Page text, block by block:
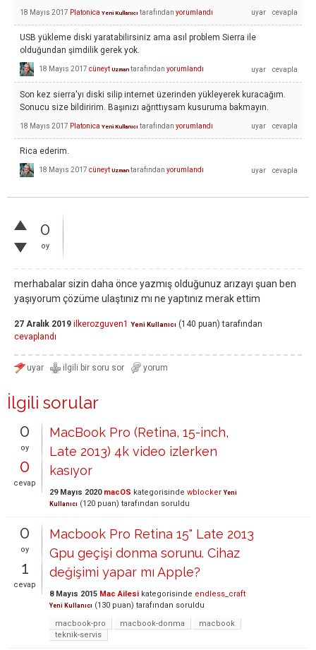
18 Mayıs 2017 Platonica Yeni Kullanıcı tarafından yorumlandı
USB yükleme diski yaratabilirsiniz ama asıl problem Sierra ile
olduğundan şimdilik gerek yok.
18 Mayıs 2017 cüneyt Uzman tarafından yorumlandı
Son kez sierra'yı diski silip internet üzerinden yükleyerek kuracağım.
Sonucu size bildiririm. Başınızı ağrıttıysam kusuruma bakmayın.
18 Mayıs 2017 Platonica Yeni Kullanıcı tarafından yorumlandı
Rica ederim.
18 Mayıs 2017 cüneyt Uzman tarafından yorumlandı
0
oy
merhabalar sizin daha önce yazmış olduğunuz arızayı şuan ben
yaşıyorum çözüme ulaştınız mı ne yaptınız merak ettim
27 Aralık 2019 ilkerozguven1 Yeni Kullanıcı (140 puan) tarafından
cevaplandı
İlgili sorular
0
oy
0
cevap
MacBook Pro (Retina, 15-inch,
Late 2013) 4k video izlerken
kasıyor
29 Mayıs 2020 macOS kategorisinde wblocker Yeni
Kullanıcı (120 puan) tarafından soruldu
0
oy
1
cevap
Macbook Pro Retina 15" Late 2013
Gpu geçişi donma sorunu. Cihaz
değişimi yapar mı Apple?
8 Mayıs 2015 Mac Ailesi kategorisinde endless_craft
Yeni Kullanıcı (130 puan) tarafından soruldu
macbook-pro
macbook-donma
macbook
teknik-servis